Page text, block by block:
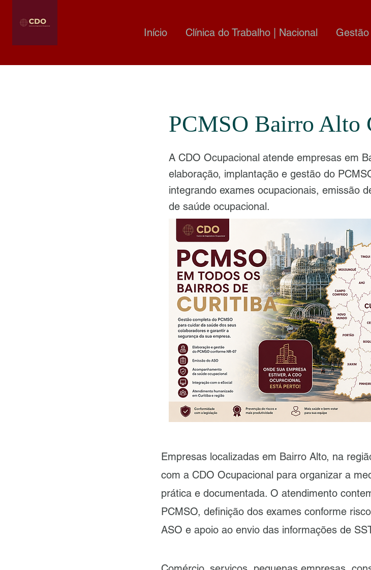
Início Clínica do Trabalho | Nacional
PCMSO Bairro Alto
A CDO Ocupacional atende empresas em
elaboração, implantação e gestão do
integrando exames ocupacionais, emissão
de saúde ocupacional.
Empresas localizadas em Bairro Alto, na
com a CDO Ocupacional para organizar a
prática e documentada. O atendimento
PCMSO, definição dos exames conforme
ASO e apoio ao envio das informações de